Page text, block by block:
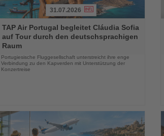
Sie
die
Nachrichten
31.07.2026
TAP Air Portugal begleitet Cláudia Sofia
auf Tour durch den deutschsprachigen
Raum
Portugiesische Fluggesellschaft unterstreicht ihre enge
Verbindung zu den Kapverden mit Unterstützung der
Konzertreise